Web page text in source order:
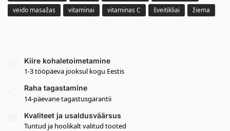
veido masažas
vitaminai vitaminas C šveitikliai žiema
Kiire kohaletoimetamine
1-3 tööpäeva jooksul kogu Eestis
Raha tagastamine
14-päevane tagastusgarantii
Kvaliteet ja usaldusväärsus
Tuntud ja hoolikalt valitud tooted